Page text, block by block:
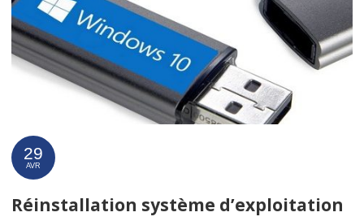
29
AVR
Réinstallation système d’exploitation